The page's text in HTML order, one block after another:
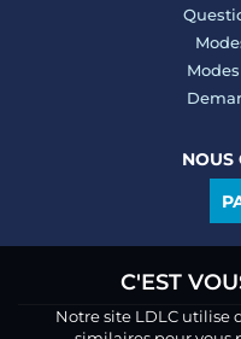
C'EST
Notre site LDLC utilise
NOUS